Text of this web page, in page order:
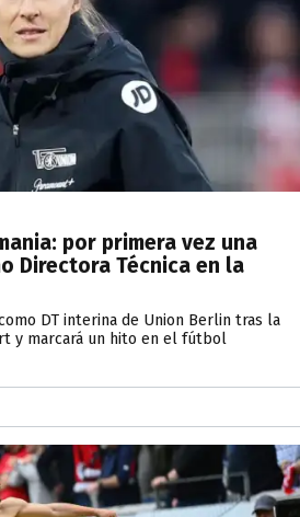
por primera vez una
Directora Técnica en la
DT interina de Union Berlin tras la
y marcará un hito en el fútbol